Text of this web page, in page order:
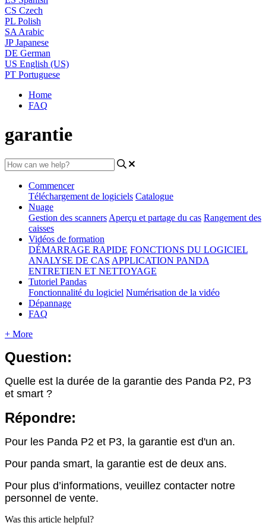
CS Czech
PL Polish
SA Arabic
JP Japanese
DE German
US English (US)
PT Portuguese
Home
FAQ
garantie
Commencer
Téléchargement de logiciels Catalogue
Nuage
Gestion des scanners Aperçu et partage du cas Rangement des
caisses
Vidéos de formation
DÉMARRAGE RAPIDE FONCTIONS DU LOGICIEL
ANALYSE DE CAS APPLICATION PANDA
ENTRETIEN ET NETTOYAGE
Tutoriel Pandas
Fonctionnalité du logiciel Numérisation de la vidéo
Dépannage
FAQ
+ More
Question:
Quelle est la durée de la garantie des Panda P2, P3
et smart ?
Répondre:
Pour les Panda P2 et P3, la garantie est d'un an.
Pour panda smart, la garantie est de deux ans.
Pour plus d’informations, veuillez contacter notre
personnel de vente.
Was this article helpful?